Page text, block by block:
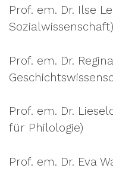
Prof. em. Dr. Ilse
Sozialwissenschaft)
Prof. em. Dr.
Prof. em. Dr.
für Philologie)
Prof. em. Dr. Eva